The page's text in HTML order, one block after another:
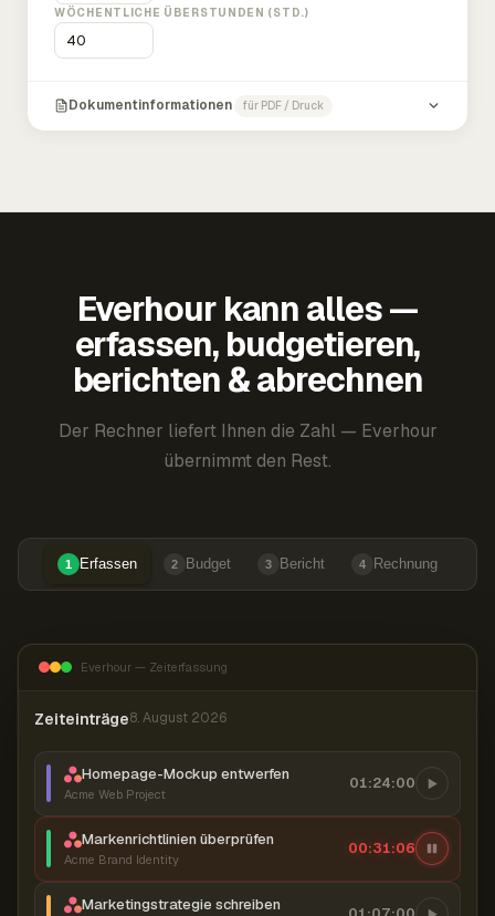
WÖCHENTLICHE ÜBERSTUNDEN (STD.)
Dokumentinformationen für PDF / Druck
Everhour kann alles —
erfassen, budgetieren,
berichten & abrechnen
Der Rechner liefert Ihnen die Zahl — Everhour
übernimmt den Rest.
1 Erfassen 2 Budget 3 Bericht 4 Rechnung
Everhour — Zeiterfassung
Zeiteinträge8. August 2026
Homepage-Mockup entwerfen
Acme Web Project
01:24:00
Markenrichtlinien überprüfen
Acme Brand Identity
00:31:07
Marketingstrategie schreiben